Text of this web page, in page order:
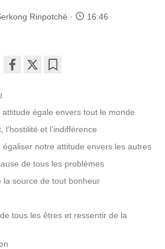
Rinpotché 16:46
facebook
attitude égale envers tout le monde
l’hostilité et l’indifférence
notre attitude envers les autres
de tous les problèmes
la source de tout bonheur
tous les êtres et ressentir de la